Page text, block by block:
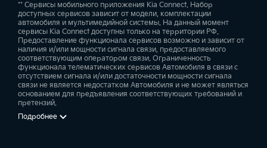
** Сервисы мобильного приложения Kia Connect. Набор
доступных сервисов зависит от модели, комплектации
автомобиля и мультимедийной системы. На данный момент
сервисы Kia Connect доступны только на территории РФ.
Предоставление функционала сервисов возможно и зависит от
наличия и/или мощности сигнала связи, предоставляемого
соответствующим оператором связи. Ограниченность
функционала телематических сервисов Автомобиля в связи с
отсутствием сигнала и/или достаточности мощности сигнала
связи не является недостатком Автомобиля и не может являться
основанием для предъявления соответствующих требований и
претензий.
Подробнее